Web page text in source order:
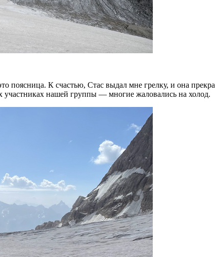
поясница. К счастью, Стас выдал мне грелку, и она
участниках нашей группы — многие жаловались на холод.